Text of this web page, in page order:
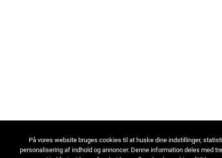
På vores website bruges cookies til at huske dine indstillinger,
personalisering af indhold og annoncer. Denne information deles med